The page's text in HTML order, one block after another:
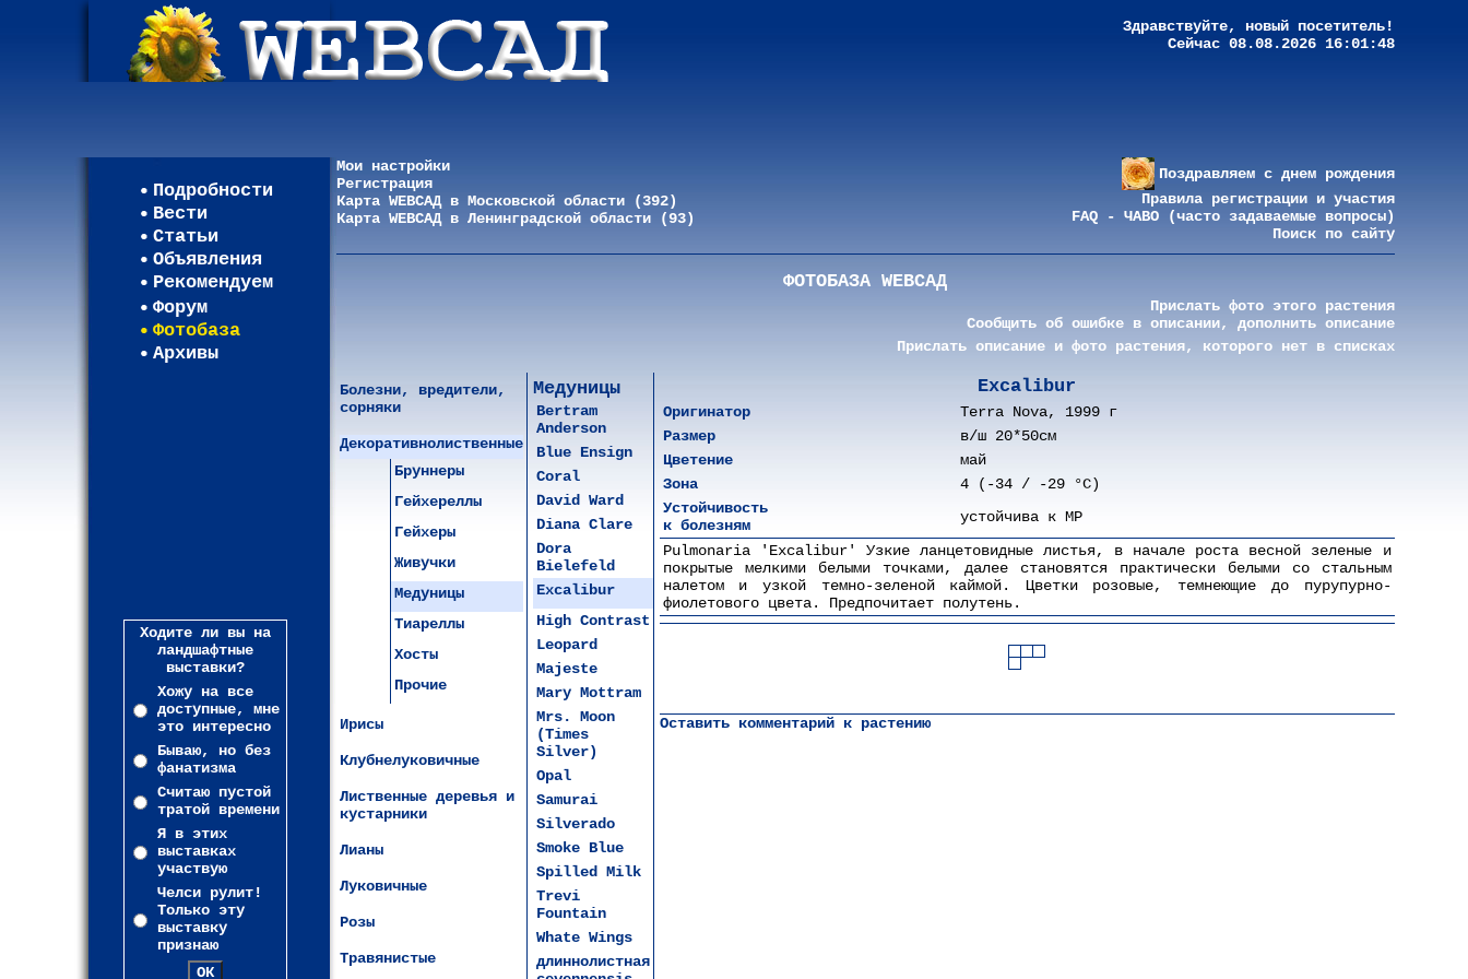
Здравствуйте, новый посетитель!
Сейчас 08.08.2026 16:01:48
Подробности
Вести
Статьи
Объявления
Рекомендуем
Форум
Фотобаза
Архивы
Ходите ли вы на
ландшафтные
выставки?
Хожу на все
доступные, мне
это интересно
Бываю, но без
фанатизма
Считаю пустой
тратой времени
Я в этих
выставках
участвую
Челси рулит!
Только эту
выставку
признаю
Мои настройки
Регистрация
Карта WEBСАД в Московской области (392)
Карта WEBСАД в Ленинградской области (93)
Поздравляем с днем рождения
Правила регистрации и участия
FAQ - ЧАВО (часто задаваемые вопросы)
Поиск по сайту
ФОТОБАЗА WEBСАД
Прислать фото этого растения
Сообщить об ошибке в описании, дополнить описание
Прислать описание и фото растения, которого нет в списках
Болезни, вредители,
сорняки
Декоративнолиственные
Бруннеры
Гейхереллы
Гейхеры
Живучки
Медуницы
Тиареллы
Хосты
Прочие
Ирисы
Клубнелуковичные
Лиственные деревья и
кустарники
Лианы
Луковичные
Розы
Травянистые
Медуницы
Bertram
Anderson
Blue Ensign
Coral
David Ward
Diana Clare
Dora
Bielefeld
Eхсalibur
High Contrast
Leopard
Majeste
Mary Mottram
Mrs. Moon
(Times
Silver)
Opal
Samurai
Silverado
Smoke Blue
Spilled Milk
Trevi
Fountain
Whate Wings
длиннолистная
Eхсalibur
Оригинатор
Terra Nova, 1999 г
Размер
в/ш 20*50см
Цветение
май
Зона
4 (-34 / -29 °C)
Устойчивость
к болезням
устойчива к МР
Pulmonaria 'Exсalibur' Узкие ланцетовидные листья, в начале роста весной зеленые и
покрытые мелкими белыми точками, далее становятся практически белыми со стальным
налетом и узкой темно-зеленой каймой. Цветки розовые, темнеющие до пурупурно-
фиолетового цвета. Предпочитает полутень.
Оставить комментарий к растению